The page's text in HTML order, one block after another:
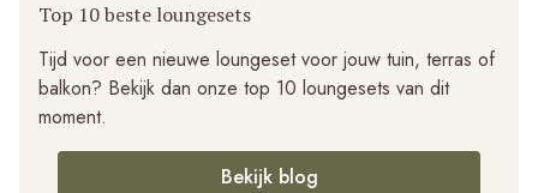
Top 10 beste loungesets
Tijd voor een nieuwe loungeset voor jouw tuin, terras of
balkon? Bekijk dan onze top 10 loungesets van dit
moment.
Bekijk blog